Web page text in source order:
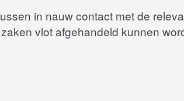
in nauw contact met de
vlot afgehandeld kunnen